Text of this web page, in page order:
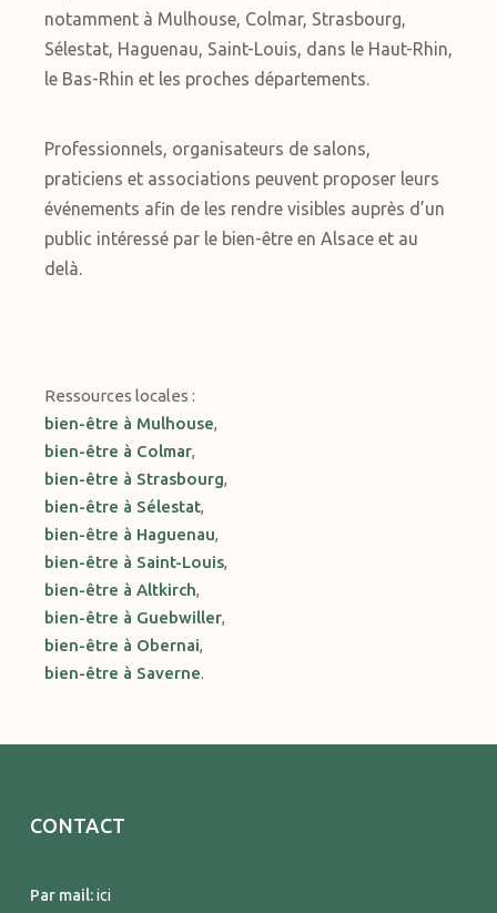
notamment à Mulhouse, Colmar, Strasbourg,
Sélestat, Haguenau, Saint-Louis, dans le Haut-Rhin,
le Bas-Rhin et les proches départements.
Professionnels, organisateurs de salons,
praticiens et associations peuvent proposer leurs
événements afin de les rendre visibles auprès d’un
public intéressé par le bien-être en Alsace et au
delà.
Ressources locales :
bien-être à Mulhouse,
bien-être à Colmar,
bien-être à Strasbourg,
bien-être à Sélestat,
bien-être à Haguenau,
bien-être à Saint-Louis,
bien-être à Altkirch,
bien-être à Guebwiller,
bien-être à Obernai,
bien-être à Saverne.
CONTACT
Par mail:ici